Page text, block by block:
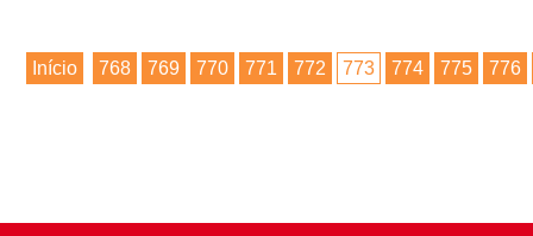
Início 768 769 770 771 772 773 774 775 776